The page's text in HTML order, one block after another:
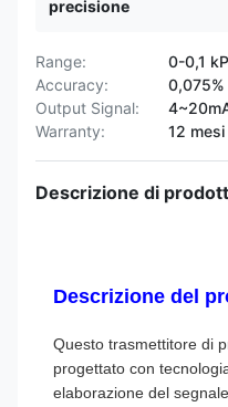
precisione
Range:
0-0,1
Accuracy:
0,075%
Output Signal:
Warranty:
12 mesi
Descrizione di
Descrizione del
Questo trasmettitore di
progettato con
elaborazione del